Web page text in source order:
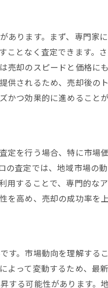
法
要性
素の考慮
略
効果的なアプローチとは
準備
開始
のポイント
訓
の注意点
ります。まず、専門家
となく査定できます。
却のスピードと価格に
されるため、売却後の
かつ効果的に進めること
を行う場合、特に市場
査定では、地域市場の
することで、専門的な
を高め、売却の成功率を
。市場動向を理解する
って変動するため、最
る可能性があります。